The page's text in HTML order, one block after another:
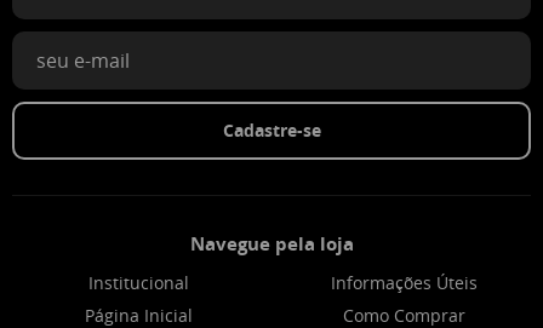
Cadastre-se
Navegue pela loja
Institucional
Página Inicial
Informações Úteis
Como Comprar